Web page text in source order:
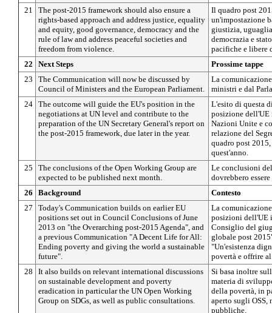
21
The post-2015 framework should also ensure a
rights-based approach and address justice, equality
and equity, good governance, democracy and the
rule of law and address peaceful societies and
freedom from violence.
Il quadro post
un'impostazione
giustizia,
democrazia e
pacifiche e libere
22
Next Steps
Prossime tappe
23
The Communication will now be discussed by
Council of Ministers and the European Parliament.
La
ministri e dal
24 The outcome will guide the EU's position in the
negotiations at UN level and contribute to the
preparation of the UN Secretary General's report on
the post-2015 framework, due later in the year.
L'esito di questa
posizione
Nazioni Unite e
relazione del
quadro post
quest'anno.
25
The conclusions of the Open Working Group are
expected to be published next month.
Le conclusioni
dovrebbero
26
Background
Contesto
27
Today's Communication builds on earlier EU
positions set out in Council Conclusions of June
2013 on "the Overarching post-2015 Agenda", and
a previous Communication "A Decent Life for All:
Ending poverty and giving the world a sustainable
future".
La
posizioni dell'UE
Consiglio del
globale post
"Un'esistenza
povertà e offrire
28
It also builds on relevant international discussions
on sustainable development and poverty
eradication in particular the UN Open Working
Group on SDGs, as well as public consultations.
Si basa inoltre
materia di
della povertà, in
aperto sugli OSS,
pubbliche.